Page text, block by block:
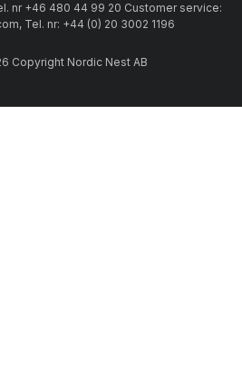
nr +46 480 44 99 20 Customer service:
Tel. nr: +44 (0) 20 3002 1196
Copyright Nordic Nest AB